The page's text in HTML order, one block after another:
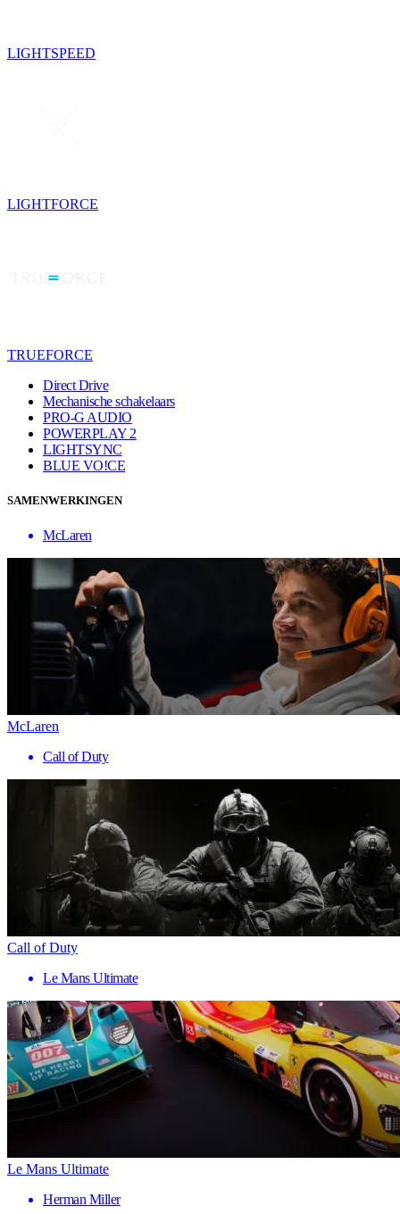
LIGHTSPEED
LIGHTFORCE
TRUEFORCE
Direct Drive
Mechanische schakelaars
PRO-G AUDIO
POWERPLAY 2
LIGHTSYNC
BLUE VO!CE
SAMENWERKINGEN
McLaren
McLaren
Call of Duty
Call of Duty
Le Mans Ultimate
Le Mans Ultimate
Herman Miller